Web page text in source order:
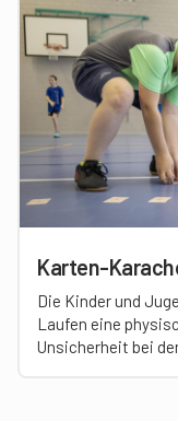
Karten-
Die Kinder und
Laufen eine
Unsicherheit bei